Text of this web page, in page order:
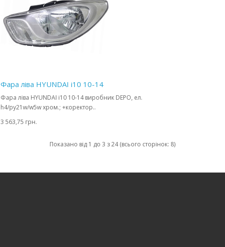
Фара ліва HYUNDAI i10 10-14
Фара ліва HYUNDAI i10 10-14 виробник DEPO, ел.
h4/py21w/w5w хром.; +коректор..
3 563,75 грн.
Показано від 1 до 3 з 24 (всього сторінок: 8)